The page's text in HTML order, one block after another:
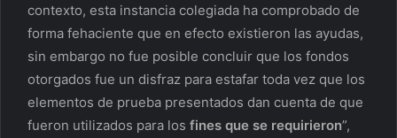
contexto, esta instancia colegiada ha comprobado de
forma fehaciente que en efecto existieron las ayudas,
sin embargo no fue posible concluir que los fondos
otorgados fue un disfraz para estafar toda vez que los
elementos de prueba presentados dan cuenta de que
fueron utilizados para los fines que se requirieron”,